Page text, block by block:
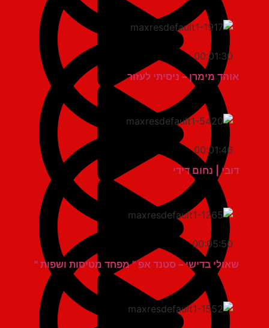
00:01:30
אוהד מימרן – ניסיתי לעזור
00:01:46
דובי | נחום דידי
00:05:50
שאולי בדישי – סטנד אפ " מפחד מטיסות ושפות "